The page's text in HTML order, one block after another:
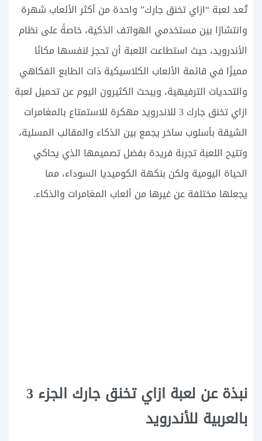
تُعد لعبة “ازاي تخنق جارك” واحدة من أكثر الألعاب شهرة
وانتشارًا بين مستخدمي الهواتف الذكية، خاصةً على نظام
الأندرويد، حيث استطاعت اللعبة أن تحجز لنفسها مكانًا
مميزًا في قائمة الألعاب الكلاسيكية ذات الطابع الفكاهي
والتحديات الترفيهية، ويبحث الكثيرون اليوم عن تحميل لعبة
ازاي تخنق جارك 3 للاندرويد مهكرة للاستمتاع بالمغامرات
الشيقة بأسلوب ساخر يجمع بين الذكاء والمقالب المسلية،
وتتيح اللعبة تجربة فريدة بفضل تصميمها الذي يحاكي
الحياة اليومية ولكن بنكهة الكوميديا السوداء، مما
يجعلها مختلفة عن غيرها من ألعاب المغامرات والذكاء.
نبذة عن لعبة ازاي تخنق جارك الجزء 3
بالعربية للأندرويد